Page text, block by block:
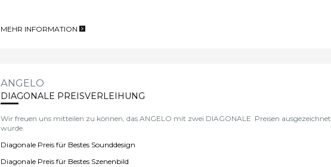
MEHR INFORMATION
>
ANGELO
DIAGONALE PREISVERLEIHUNG
Wir freuen uns mitteilen zu können, das ANGELO mit zwei DIAGONALE Preisen ausgezeichnet
wurde.
Diagonale Preis für Bestes Sounddesign
Diagonale Preis für Bestes Szenenbild